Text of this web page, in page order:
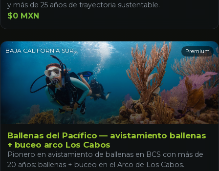
y más de 25 años de trayectoria sustentable.
$0 MXN
BAJA CALIFORNIA SUR Premium
Ballenas del Pacífico — avistamiento ballenas
+ buceo arco Los Cabos
Pionero en avistamiento de ballenas en BCS con más de
20 años: ballenas + buceo en el Arco de Los Cabos.